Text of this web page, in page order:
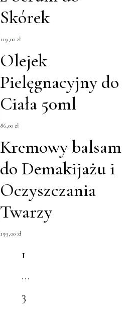
Skórek
119,00 zł
Olejek
Pielęgnacyjny do
Ciała 50ml
86,00 zł
Kremowy balsam
do Demakijażu i
Oczyszczania
Twarzy
159,00 zł
1
…
3